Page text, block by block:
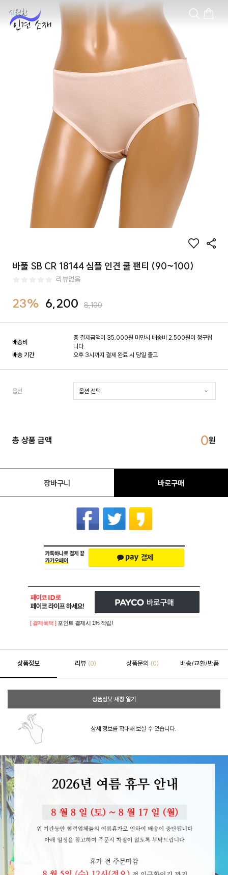
바풀 SB CR 18144 심플 인견 쿨 팬티 (90~100)
리뷰없음
23% 6,200 8,100
배송비
총 결제금액이 35,000원 미만시 배송비 2,500원이 청구됩
니다.
배송 기간
오후 3시까지 결제 완료 시 당일 출고
옵션
총 상품 금액 0
장바구니 바로구매
[ 결제혜택 ] 포인트 결제시 1% 적립!
상품정보 리뷰 (0) 상품문의 (0) 배송/교환/반품
상품정보 새창 열기
상세 정보를 확대해 보실 수 있습니다.